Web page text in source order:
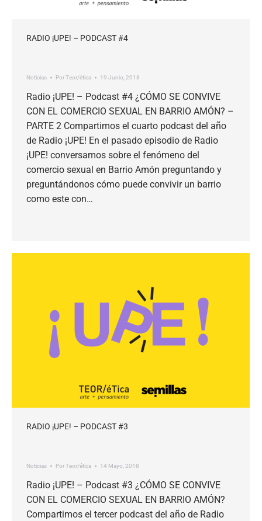
RADIO ¡UPE! – PODCAST #4
Noticias PorTeor/ética 19 Junio, 2018
Radio ¡UPE! – Podcast #4 ¿CÓMO SE CONVIVE
CON EL COMERCIO SEXUAL EN BARRIO AMÓN? –
PARTE 2 Compartimos el cuarto podcast del año
de Radio ¡UPE! En el pasado episodio de Radio
¡UPE! conversamos sobre el fenómeno del
comercio sexual en Barrio Amón preguntando y
preguntándonos cómo puede convivir un barrio
como este con…
RADIO ¡UPE! – PODCAST #3
Noticias PorTeor/ética 14 Mayo, 2018
Radio ¡UPE! – Podcast #3 ¿CÓMO SE CONVIVE
CON EL COMERCIO SEXUAL EN BARRIO AMÓN?
Compartimos el tercer podcast del año de Radio